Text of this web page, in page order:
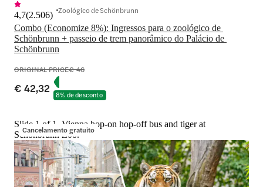
Combo (Economize 8%): Ingressos para o zoológico de
Schönbrunn + passeio de trem panorâmico do Palácio de
Schönbrunn
4,7(2.506) Zoológico de Schönbrunn
ORIGINAL PRICE€ 46
€ 42,32 8% de desconto
Cancelamento gratuito
Slide 1 of 1, Vienna hop-on hop-off bus and tiger at
Schönbrunn Zoo.